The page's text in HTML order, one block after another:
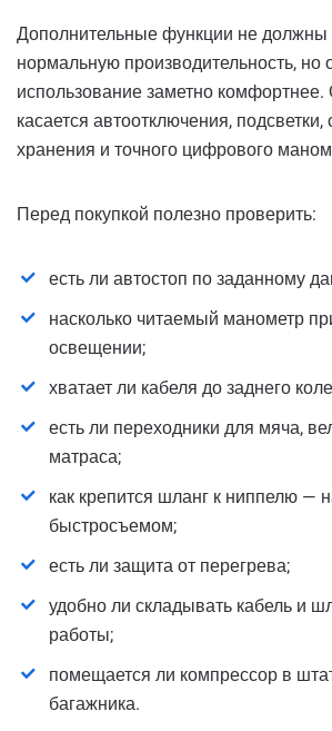
Дополнительные функции не должны
нормальную производительность, но
использование заметно комфортнее.
касается автоотключения, подсветки,
хранения и точного цифрового
Перед покупкой полезно проверить:
есть ли автостоп по заданному
насколько читаемый манометр
освещении;
хватает ли кабеля до заднего
есть ли переходники для мяча,
матраса;
как крепится шланг к ниппелю —
быстросъемом;
есть ли защита от перегрева;
удобно ли складывать кабель и
работы;
помещается ли компрессор в
багажника.